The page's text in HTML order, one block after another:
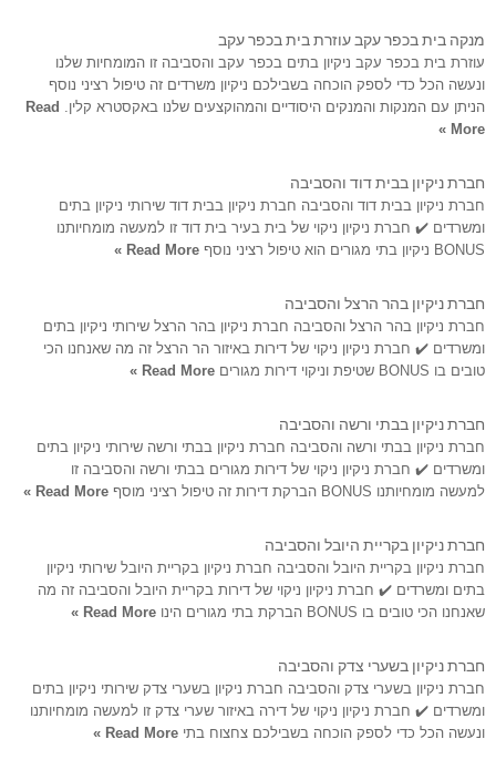
מנקה בית בכפר עקב עוזרת בית בכפר עקב
עוזרת בית בכפר עקב ניקיון בתים בכפר עקב והסביבה זו המומחיות שלנו
ונעשה הכל כדי לספק הוכחה בשבילכם ניקיון משרדים זה טיפול רציני נוסף
הניתן עם המנקות והמנקים היסודיים והמהוקצעים שלנו באקסטרא קלין. Read
More »
חברת ניקיון בבית דוד והסביבה
חברת ניקיון בבית דוד והסביבה חברת ניקיון בבית דוד שירותי ניקיון בתים
ומשרדים ✔️ חברת ניקיון ניקוי של בית בעיר בית דוד זו למעשה מומחיותנו
BONUS ניקיון בתי מגורים הוא טיפול רציני נוסף
Read More »
חברת ניקיון בהר הרצל והסביבה
חברת ניקיון בהר הרצל והסביבה חברת ניקיון בהר הרצל שירותי ניקיון בתים
ומשרדים ✔️ חברת ניקיון ניקוי של דירות באיזור הר הרצל זה מה שאנחנו הכי
טובים בו BONUS שטיפת וניקוי דירות מגורים
Read More »
חברת ניקיון בבתי ורשה והסביבה
חברת ניקיון בבתי ורשה והסביבה חברת ניקיון בבתי ורשה שירותי ניקיון בתים
ומשרדים ✔️ חברת ניקיון ניקוי של דירות מגורים בבתי ורשה והסביבה זו
למעשה מומחיותנו BONUS הברקת דירות זה טיפול רציני מוסף
Read More »
חברת ניקיון בקריית היובל והסביבה
חברת ניקיון בקריית היובל והסביבה חברת ניקיון בקריית היובל שירותי ניקיון
בתים ומשרדים ✔️ חברת ניקיון ניקוי של דירות בקריית היובל והסביבה זה מה
שאנחנו הכי טובים בו BONUS הברקת בתי מגורים הינו
Read More »
חברת ניקיון בשערי צדק והסביבה
חברת ניקיון בשערי צדק והסביבה חברת ניקיון בשערי צדק שירותי ניקיון בתים
ומשרדים ✔️ חברת ניקיון ניקוי של דירה באיזור שערי צדק זו למעשה מומחיותנו
ונעשה הכל כדי לספק הוכחה בשבילכם צחצוח בתי Read More »